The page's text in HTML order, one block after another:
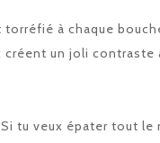
à chaque
un joli contraste
tu veux épater tout le